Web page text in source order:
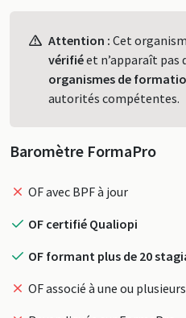
Attention : Cet
vérifiéet n’apparaît pas
organismes de
autorités compétentes.
Baromètre FormaPro
OF avec BPF à jour
OF certifié Qualiopi
OF formant plus de 20
OF associé à une ou